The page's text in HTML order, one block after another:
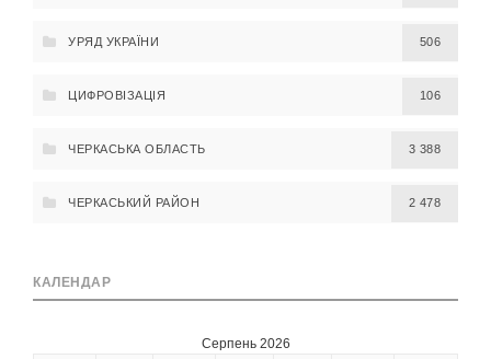
УРЯД УКРАЇНИ 506
ЦИФРОВІЗАЦІЯ 106
ЧЕРКАСЬКА ОБЛАСТЬ 3 388
ЧЕРКАСЬКИЙ РАЙОН 2 478
КАЛЕНДАР
Серпень 2026